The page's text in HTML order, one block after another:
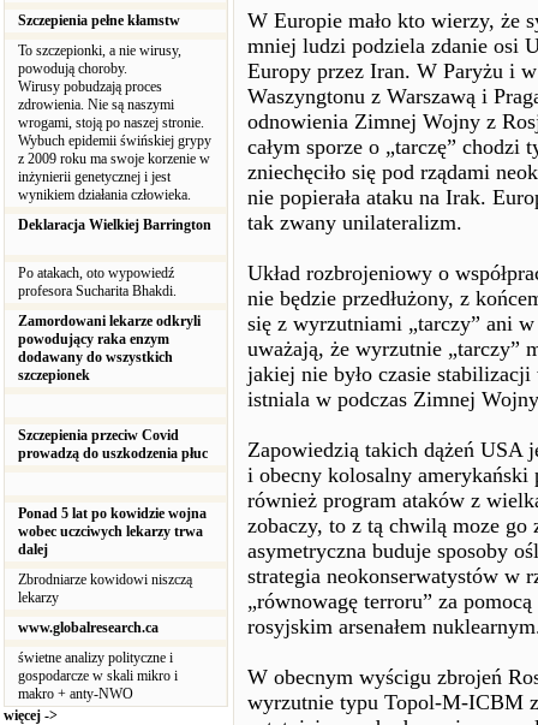
Szczepienia pełne kłamstw
To szczepionki, a nie wirusy,
powodują choroby.
Wirusy pobudzają proces
zdrowienia. Nie są naszymi
wrogami, stoją po naszej stronie.
Wybuch epidemii świńskiej grypy
z 2009 roku ma swoje korzenie w
inżynierii genetycznej i jest
wynikiem działania człowieka.
Deklaracja Wielkiej Barrington
Po atakach, oto wypowiedź
profesora Sucharita Bhakdi.
Zamordowani lekarze odkryli
powodujący raka enzym
dodawany do wszystkich
szczepionek
Szczepienia przeciw Covid
prowadzą do uszkodzenia płuc
Ponad 5 lat po kowidzie wojna
wobec uczciwych lekarzy trwa
dalej
Zbrodniarze kowidowi niszczą
lekarzy
www.globalresearch.ca
świetne analizy polityczne i
gospodarcze w skali mikro i
makro + anty-NWO
więcej ->
W Europie mało kto wierzy, że
mniej ludzi podziela zdanie osi
Europy przez Iran. W Paryżu i
Waszyngtonu z Warszawą i
odnowienia Zimnej Wojny z
całym sporze o „tarczę”
zniechęciło się pod rządami
nie popierała ataku na Irak.
tak zwany unilateralizm.
Układ rozbrojeniowy o
nie będzie przedłużony, z
się z wyrzutniami „tarczy” ani
uważają, że wyrzutnie „tarczy”
jakiej nie było czasie
istniala w podczas Zimnej
Zapowiedzią takich dążeń USA
i obecny kolosalny
również program ataków z
zobaczy, to z tą chwilą moze
asymetryczna buduje sposoby
strategia neokonserwatystów w
„równowagę terroru” za
rosyjskim arsenałem
W obecnym wyścigu zbrojeń
wyrzutnie typu Topol-M-ICBM